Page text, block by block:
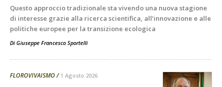
Questo approccio tradizionale sta vivendo una nuova stagione
di interesse grazie alla ricerca scientifica, all’innovazione e alle
politiche europee per la transizione ecologica
Di Giuseppe Francesco Sportelli
FLOROVIVAISMO 1 Agosto 2026